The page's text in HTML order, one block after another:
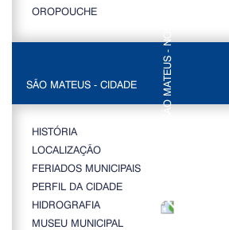
OROPOUCHE
SÃO MATEUS - CIDADE
HISTÓRIA
LOCALIZAÇÃO
FERIADOS MUNICIPAIS
PERFIL DA CIDADE
HIDROGRAFIA
MUSEU MUNICIPAL